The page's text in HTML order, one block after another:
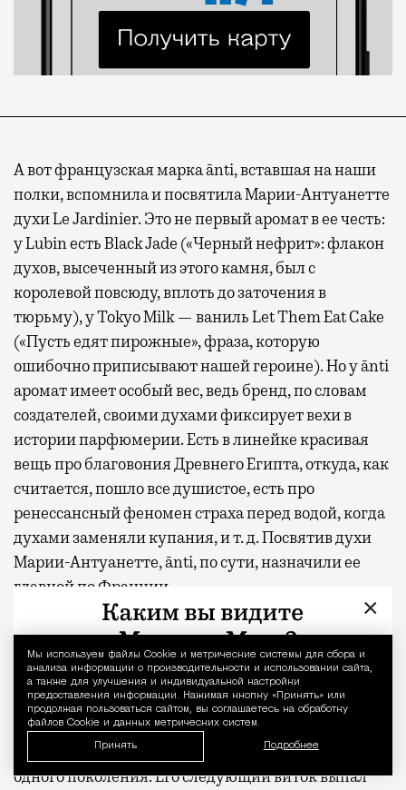
Уведомление
Мы используем файлы Сookie и метрические системы для сбора и
анализа информации о производительности и использовании сайта,
а также для улучшения и индивидуальной настройки
предоставления информации. Нажимая кнопку «Принять» или
продолжая пользоваться сайтом, вы соглашаетесь на обработку
файлов Cookie и данных метрических систем.
Принять Подробнее
А вот французская марка ānti, вставшая на наши
полки, вспомнила и посвятила Марии-Антуанетте
духи Le Jardinier. Это не первый аромат в ее честь:
у Lubin есть Black Jade («Черный нефрит»: флакон
духов, высеченный из этого камня, был с
королевой повсюду, вплоть до заточения в
тюрьму), у Tokyo Milk — ваниль Let Them Eat Cake
(«Пусть едят пирожные», фраза, которую
ошибочно приписывают нашей героине). Но у ānti
аромат имеет особый вес, ведь бренд, по словам
создателей, своими духами фиксирует вехи в
истории парфюмерии. Есть в линейке красивая
вещь про благовония Древнего Египта, откуда, как
считается, пошло все душистое, есть про
ренессансный феномен страха перед водой, когда
духами заменяли купания, и т. д. Посвятив духи
Марии-Антуанетте, ānti, по сути, назначили ее
главной по Франции.
И в этом есть историческая правда.
Действительно, при Людовике XIV парфюмерия
пережила головокружительный взлет, а следом
столь же резкий упадок — паттерн, который во
французской истории душистого повторялся
много раз, причем почти всегда в масштабах
одного поколения. Его следующий виток выпал
×